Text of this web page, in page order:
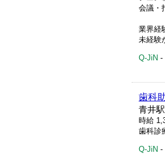
会議・
業界経
未経験
Q-JiN -
歯科
青井
時給
歯科診
Q-JiN -